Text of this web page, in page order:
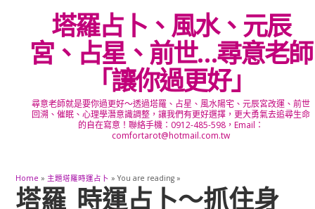
塔羅占卜、風水、元辰
宮、占星、前世…尋意老師
「讓你過更好」
尋意老師就是要你過更好～透過塔羅、占星、風水陽宅、元辰宮改運、前世
回溯、催眠、心理學潛意識調整，讓我們有更好選擇，更大勇氣去追尋生命
的自在寫意！聯絡手機：0912-485-598，Email：
comfortarot@hotmail.com.tw
Home » 主題塔羅時運占卜 » You are reading »
塔羅_時運占卜～抓住身